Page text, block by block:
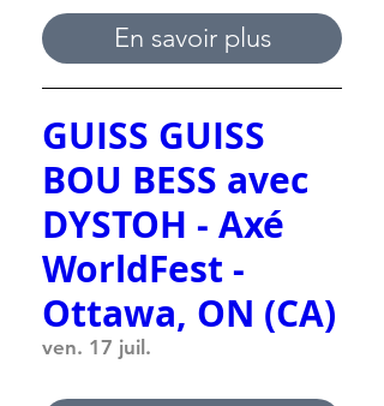
En savoir plus
GUISS GUISS
BOU BESS avec
DYSTOH - Axé
WorldFest -
Ottawa, ON (CA)
ven. 17 juil.